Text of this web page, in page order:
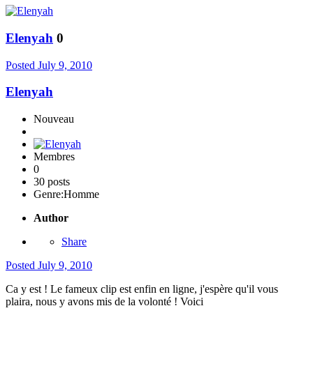
Elenyah 0
Posted July 9, 2010
Elenyah
Nouveau
Membres
0
30 posts
Genre:Homme
Author
Share
Posted July 9, 2010
Ca y est ! Le fameux clip est enfin en ligne, j'espère qu'il vous
plaira, nous y avons mis de la volonté ! Voici